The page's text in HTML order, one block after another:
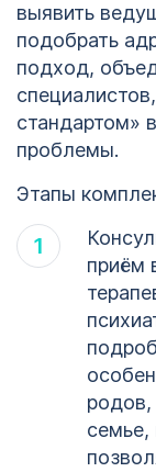
выявить
подобрать
подход,
стандартом»
проблемы.
Этапы
приём
родов,
семье,